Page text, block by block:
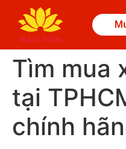
Tìm mua
tại
chính